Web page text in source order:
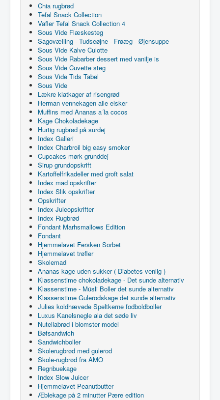
Chia rugbrød
Tefal Snack Collection
Vafler Tefal Snack Collection 4
Sous Vide Flæskesteg
Sagovælling - Tudseøjne - Frøæg - Øjensuppe
Sous Vide Kalve Culotte
Sous Vide Rabarber dessert med vanilje is
Sous Vide Cuvette steg
Sous Vide Tids Tabel
Sous Vide
Lækre klatkager af risengrød
Herman vennekagen alle elsker
Muffins med Ananas a´la cocos
Kage Chokoladekage
Hurtig rugbrød på surdej
Index Galleri
Index Charbroil big easy smoker
Cupcakes mørk grunddej
Sirup grundopskrift
Kartoffelfrikadeller med groft salat
Index mad opskrifter
Index Slik opskrifter
Opskrifter
Index Juleopskrifter
Index Rugbrød
Fondant Marhsmallows Edition
Fondant
Hjemmelavet Fersken Sorbet
Hjemmelavet trøfler
Skolemad
Ananas kage uden sukker ( Diabetes venlig )
Klassenstime chokoladekage - Det sunde alternativ
Klassenstime - Müsli Boller det sunde alternativ
Klassenstime Gulerodskage det sunde alternativ
Julies koldhævede Speltkerne fodboldboller
Luxus Kanelsnegle ala det søde liv
Nutellabrød i blomster model
Bøfsandwich
Sandwichboller
Skolerugbrød med gulerod
Skole-rugbrød fra AMO
Regnbuekage
Index Slow Juicer
Hjemmelavet Peanutbutter
Æblekage på 2 minutter Pære edition